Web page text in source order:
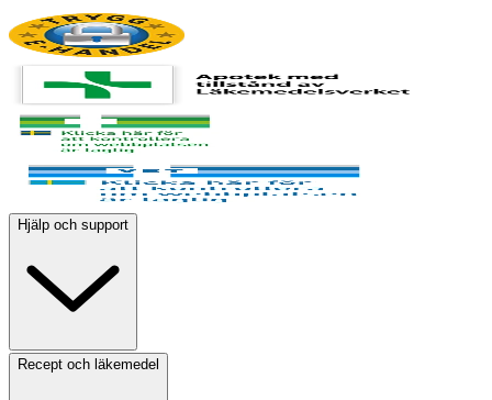
Hjälp och support
Recept och läkemedel